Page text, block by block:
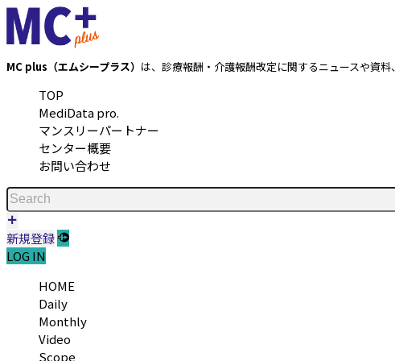
MC plus（エムシープラス） は、診療報酬・介護報酬改定に関するニュースや資料、
TOP
MediData pro.
マンスリーパートナー
センター概要
お問い合わせ
新規登録
LOG IN
HOME
Daily
Monthly
Video
Scope